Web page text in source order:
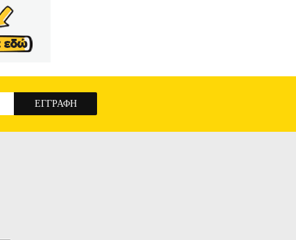
ΕΞΑΡΤΗΜΑΤΑ ΕΡΓΑΛΕΙΩΝ Λάστιχο
Όλα τα προϊόντα της Black &
ACS courier τηλ.2108190000 χωρίς καμία
τις προδιαγραφές του κατασκευαστή.
υλικά χρήσης κτλ. Για περισσότερες